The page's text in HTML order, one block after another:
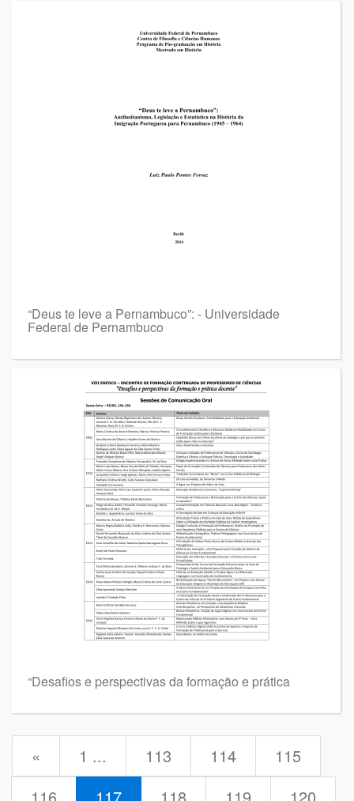
“Deus te leve a Pernambuco”: - Universidade
Federal de Pernambuco
“Desafios e perspectivas da formação e prática
« 1 ... 113 114
115